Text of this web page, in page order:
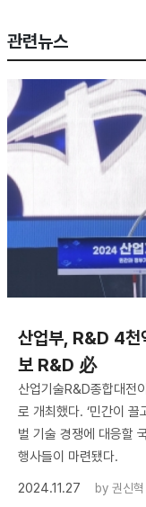
관련뉴스
산업부, R&D 4천
보 R&D 必
산업기술R&D종합대전
로 개최했다. ‘민간이
벌 기술 경쟁에 대응할
행사들이 마련됐다.
2024.11.27
by 권신